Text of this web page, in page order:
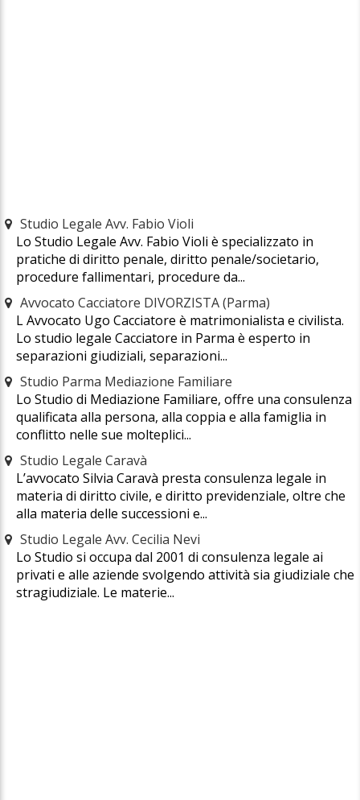
Studio Legale Avv. Fabio Violi
Lo Studio Legale Avv. Fabio Violi è specializzato in
pratiche di diritto penale, diritto penale/societario,
procedure fallimentari, procedure da...
Avvocato Cacciatore DIVORZISTA (Parma)
L Avvocato Ugo Cacciatore è matrimonialista e civilista.
Lo studio legale Cacciatore in Parma è esperto in
separazioni giudiziali, separazioni...
Studio Parma Mediazione Familiare
Lo Studio di Mediazione Familiare, offre una consulenza
qualificata alla persona, alla coppia e alla famiglia in
conflitto nelle sue molteplici...
Studio Legale Caravà
L’avvocato Silvia Caravà presta consulenza legale in
materia di diritto civile, e diritto previdenziale, oltre che
alla materia delle successioni e...
Studio Legale Avv. Cecilia Nevi
Lo Studio si occupa dal 2001 di consulenza legale ai
privati e alle aziende svolgendo attività sia giudiziale che
stragiudiziale. Le materie...